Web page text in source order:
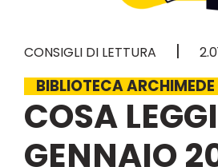
CONSIGLI DI LETTURA |
BIBLIOTECA ARCHIMEDE
COSA
GENNAIO